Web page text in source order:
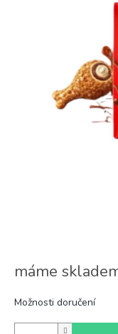
máme
Možnosti doručení